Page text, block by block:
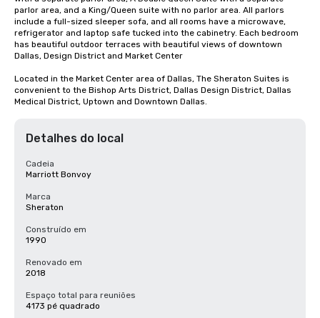
parlor area, and a King/Queen suite with no parlor area. All parlors
include a full-sized sleeper sofa, and all rooms have a microwave,
refrigerator and laptop safe tucked into the cabinetry. Each bedroom
has beautiful outdoor terraces with beautiful views of downtown
Dallas, Design District and Market Center
Located in the Market Center area of Dallas, The Sheraton Suites is
convenient to the Bishop Arts District, Dallas Design District, Dallas
Medical District, Uptown and Downtown Dallas.
Detalhes do local
Cadeia
Marriott Bonvoy
Marca
Sheraton
Construído em
1990
Renovado em
2018
Espaço total para reuniões
4173 pé quadrado